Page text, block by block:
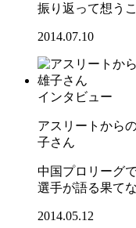
振り返って想う
2014.07.10
インタビュー
アスリートから
子さん
中国プロリーグ
選手が語る果て
2014.05.12